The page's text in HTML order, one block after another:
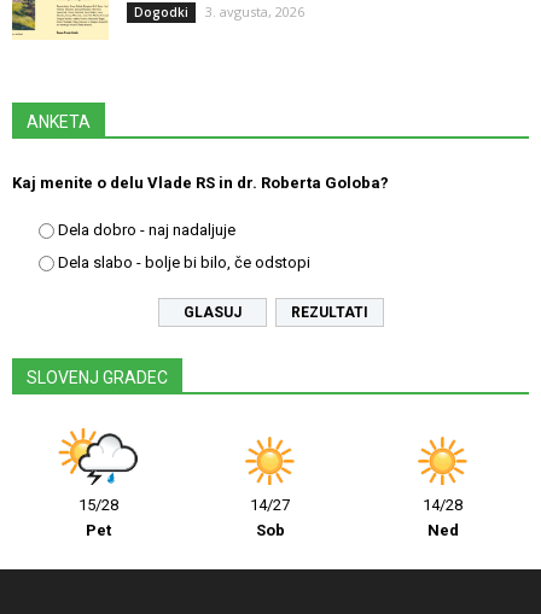
Dogodki 3. avgusta, 2026
ANKETA
Kaj menite o delu Vlade RS in dr. Roberta Goloba?
Dela dobro - naj nadaljuje
Dela slabo - bolje bi bilo, če odstopi
REZULTATI
SLOVENJ GRADEC
15/28
Pet
14/27
Sob
14/28
Ned